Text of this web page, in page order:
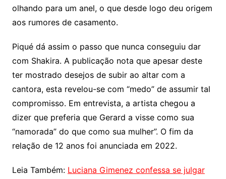
olhando para um anel, o que desde logo deu origem
aos rumores de casamento.
Piqué dá assim o passo que nunca conseguiu dar
com Shakira. A publicação nota que apesar deste
ter mostrado desejos de subir ao altar com a
cantora, esta revelou-se com “medo” de assumir tal
compromisso. Em entrevista, a artista chegou a
dizer que preferia que Gerard a visse como sua
“namorada” do que como sua mulher”. O fim da
relação de 12 anos foi anunciada em 2022.
Leia Também: Luciana Gimenez confessa se julgar